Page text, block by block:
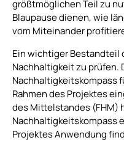
größtmöglichen Teil zu
Blaupause dienen, wie
vom Miteinander
Ein wichtiger Bestandteil
Nachhaltigkeit zu prüfen.
Nachhaltigkeitskompass
Rahmen des Projektes
des Mittelstandes (FHM)
Nachhaltigkeitskompass
Projektes Anwendung